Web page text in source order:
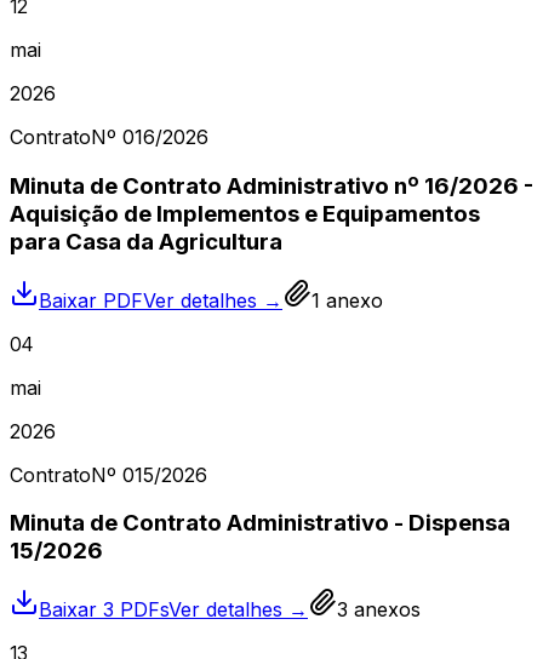
12
mai
2026
ContratoNº 016/2026
Minuta de Contrato Administrativo nº 16/2026 -
Aquisição de Implementos e Equipamentos
para Casa da Agricultura
Baixar PDFVer detalhes → 1 anexo
04
mai
2026
ContratoNº 015/2026
Minuta de Contrato Administrativo - Dispensa
15/2026
Baixar 3 PDFsVer detalhes → 3 anexos
13